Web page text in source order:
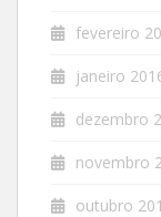
fevereiro
janeiro
dezembro
novembro
outubro